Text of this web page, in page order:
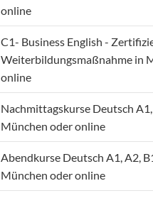
online
C1- Business English -
Weiterbildungsmaßnahme in
online
Nachmittagskurse Deutsch A1,
München oder online
Abendkurse Deutsch A1, A2,
München oder online